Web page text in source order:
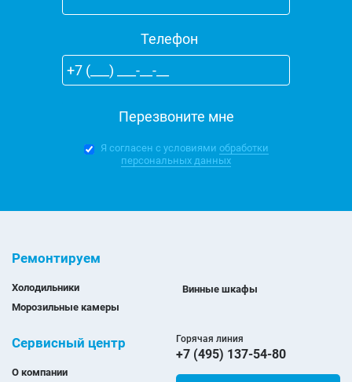
Телефон
Я согласен с условиями обработки
персональных данных
Ремонтируем
Холодильники
Морозильные камеры
Винные шкафы
Сервисный центр
О компании
Горячая линия
+7 (495) 137-54-80